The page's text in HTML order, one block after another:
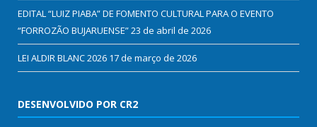
EDITAL “LUIZ PIABA” DE FOMENTO CULTURAL PARA O EVENTO
“FORROZÃO BUJARUENSE”23 de abril de 2026
LEI ALDIR BLANC 2026 17 de março de 2026
DESENVOLVIDO POR CR2